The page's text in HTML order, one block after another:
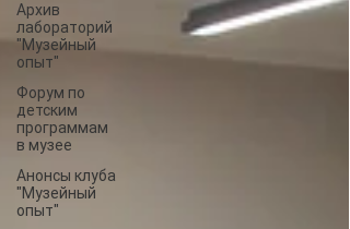
Архив
лабораторий
"Музейный
опыт"
Форум по
детским
программам
в музее
Анонсы клуба
"Музейный
опыт"